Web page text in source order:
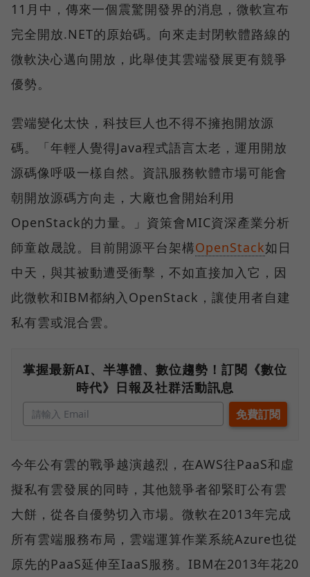
11月中，傳來一個震驚開發界的消息，微軟宣布
完全開放.NET的原始碼。向來走封閉軟體路線的
微軟決心邁向開放，此舉使其雲端發展更有競爭
優勢。
雲端變化太快，科技巨人也不得不擁抱開放源
碼。「年輕人覺得Java程式語言太老，運用開放
源碼像呼吸一樣自然。資訊服務軟體市場可能會
朝開放源碼方向走，大廠也會開始利用
OpenStack的力量。」資策會MIC資深產業分析
師童啟晟說。目前開源平台架構OpenStack如日
中天，與其被動遭受衝擊，不如直接加入它，因
此微軟和IBM都納入OpenStack，讓使用者自建
私有雲或混合雲。
掌握最新AI、半導體、數位趨勢！訂閱《數位
時代》日報及社群活動訊息
今年公有雲的戰爭越演越烈，在AWS往PaaS和虛
擬私有雲發展的同時，其他競爭者卻緊盯公有雲
大餅，從各自優勢切入市場。微軟在2013年完成
所有雲端服務布局，雲端運算作業系統Azure也從
原先的PaaS延伸至IaaS服務。IBM在2013年花20